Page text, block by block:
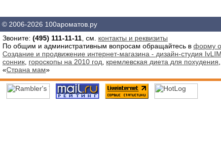
© 2006-2026 100ароматов.ру
Звоните: (495) 111-11-11 , см. контакты и реквизиты
По общим и административным вопросам обращайтесь в форму
Создание и продвижение интернет-магазина - дизайн-студия
сонник гороскопы на 2010 год кремлевская диета для похудения
«Страна мам»